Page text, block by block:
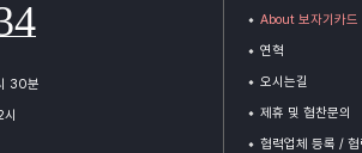
30분
About 보자기카드
연혁
오시는길
제휴 및 협찬문의
협력업체 등록 /